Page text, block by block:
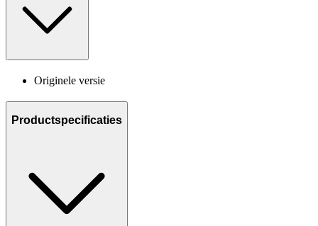
Originele versie
Productspecificaties